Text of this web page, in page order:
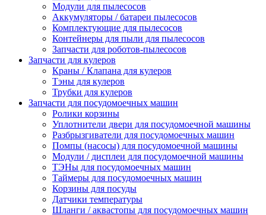
Модули для пылесосов
Аккумуляторы / батареи пылесосов
Комплектующие для пылесосов
Контейнеры для пыли для пылесосов
Запчасти для роботов-пылесосов
Запчасти для кулеров
Краны / Клапана для кулеров
Тэны для кулеров
Трубки для кулеров
Запчасти для посудомоечных машин
Ролики корзины
Уплотнители двери для посудомоечной машины
Разбрызгиватели для посудомоечных машин
Помпы (насосы) для посудомоечной машины
Модули / дисплеи для посудомоечной машины
ТЭНы для посудомоечных машин
Таймеры для посудомоечных машин
Корзины для посуды
Датчики температуры
Шланги / аквастопы для посудомоечных машин